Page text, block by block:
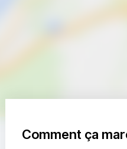
Comment ça